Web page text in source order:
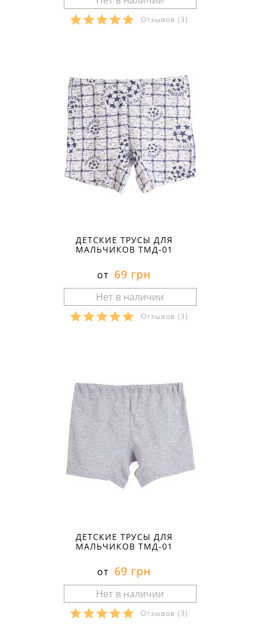
Отзывов (3)
ДЕТСКИЕ ТРУСЫ ДЛЯ
МАЛЬЧИКОВ ТМД-01
от 69 грн
Отзывов (3)
ДЕТСКИЕ ТРУСЫ ДЛЯ
МАЛЬЧИКОВ ТМД-01
от 69 грн
Отзывов (3)